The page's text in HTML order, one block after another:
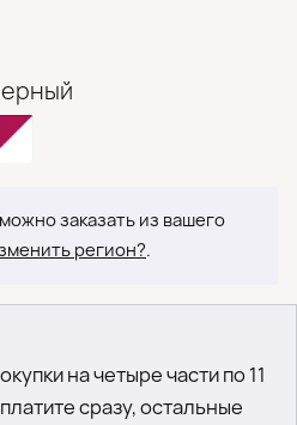
заказать из вашего
регион?.
на четыре части по 11
сразу, остальные